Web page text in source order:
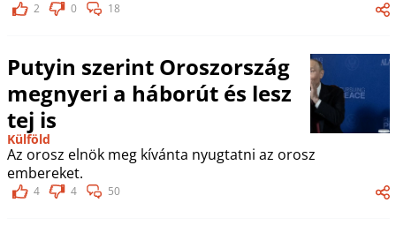
2 0 18
Putyin szerint Oroszország
megnyeri a háborút és lesz
tej is
Külföld
Az orosz elnök meg kívánta nyugtatni az orosz
embereket.
4 4 50